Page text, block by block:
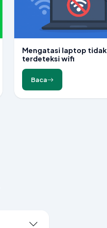
Mengatasi laptop tidak
terdeteksi wifi
Baca